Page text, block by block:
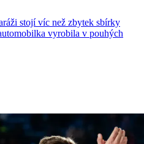
stojí víc než zbytek sbírky
vyrobila v pouhých